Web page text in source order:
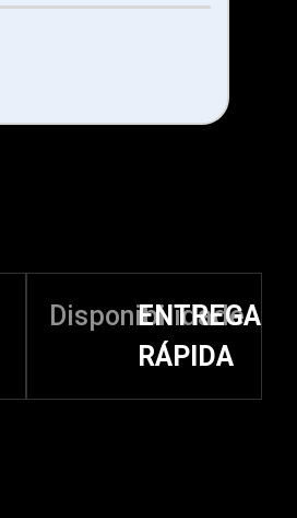
Disponibilidade
ENTREGA
RÁPIDA